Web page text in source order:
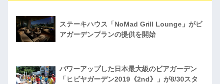
ステーキハウス「NoMad Grill Lounge」がビ
アガーデンプランの提供を開始
パワーアップした日本最大級のビアガーデン
「ヒビヤガーデン2019《2nd》」が8/30スタ